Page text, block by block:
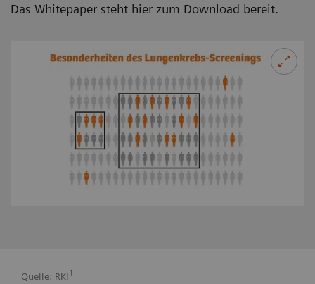
Das Whitepaper steht hier zum Download bereit.
Quelle: RKI1